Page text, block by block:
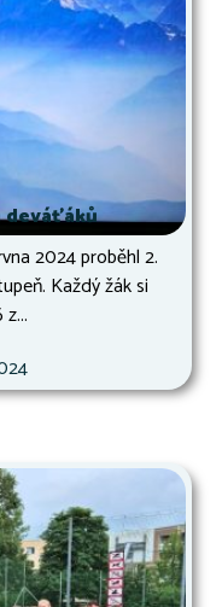
deváťáků
2024 proběhl 2.
Každý žák si